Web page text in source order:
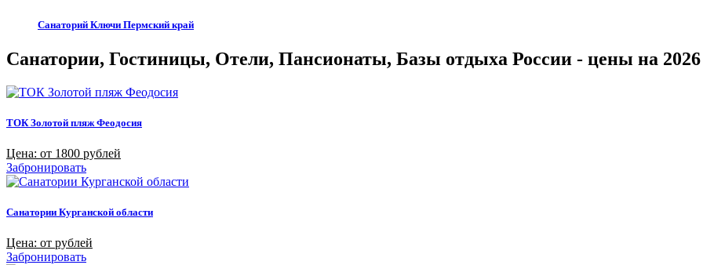
Санаторий Ключи Пермский край
Санатории, Гостиницы, Отели, Пансионаты, Базы отдыха России - цены на 2026
ТОК Золотой пляж Феодосия
Цена: от 1800 рублей
Забронировать
Санатории Курганской области
Цена: от рублей
Забронировать